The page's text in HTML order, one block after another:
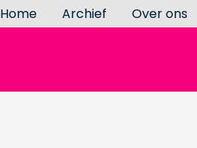
Home Archief Over ons